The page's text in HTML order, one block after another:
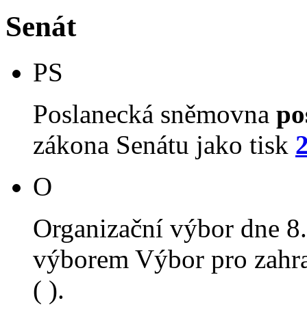
Senát
PS
Poslanecká sněmovna
zákona Senátu jako tisk
O
Organizační výbor dne
výborem Výbor pro
( ).